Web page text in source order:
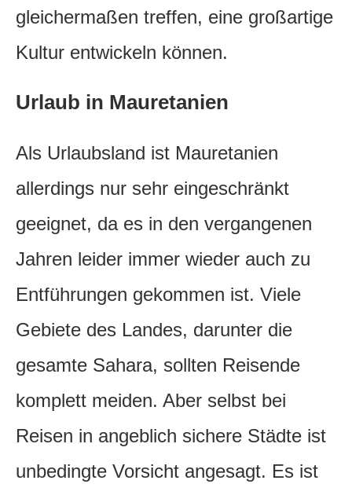
gleichermaßen treffen, eine großartige
Kultur entwickeln können.
Urlaub in Mauretanien
Als Urlaubsland ist Mauretanien
allerdings nur sehr eingeschränkt
geeignet, da es in den vergangenen
Jahren leider immer wieder auch zu
Entführungen gekommen ist. Viele
Gebiete des Landes, darunter die
gesamte Sahara, sollten Reisende
komplett meiden. Aber selbst bei
Reisen in angeblich sichere Städte ist
unbedingte Vorsicht angesagt. Es ist